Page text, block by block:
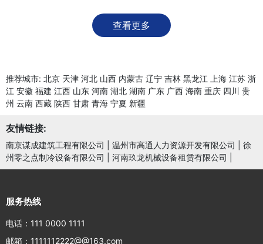
查看更多
推荐城市: 北京 天津 河北 山西 内蒙古 辽宁 吉林 黑龙江 上海 江苏 浙
江 安徽 福建 江西 山东 河南 湖北 湖南 广东 广西 海南 重庆 四川 贵
州 云南 西藏 陕西 甘肃 青海 宁夏 新疆
友情链接:
南京谋成建筑工程有限公司 温州市高通人力资源开发有限公司
徐
州零之点制冷设备有限公司
河南玖龙机械设备租赁有限公司
服务热线
电话：111 0000 1111
邮箱：1111112222@@163.com